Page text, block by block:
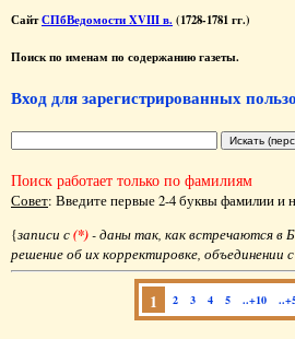
СайтСПбВедомости XVIII в. (1728-1781 гг.)
Поиск по именам по содержанию газеты.
Вход для зарегистрированных
Поиск работает только по фамилиям
Совет: Введите первые 2-4 буквы фамилии и
{записи с(*)- даны так, как встречаются в
решение об их корректировке, объединении
1 2 3 4 5 ..+10